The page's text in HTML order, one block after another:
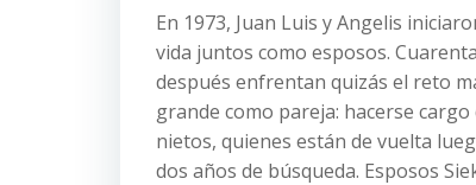
En 1973, Juan Luis y Angelis
vida juntos como esposos.
después enfrentan quizás el reto
grande como pareja: hacerse cargo
nietos, quienes están de vuelta
dos años de búsqueda. Esposos